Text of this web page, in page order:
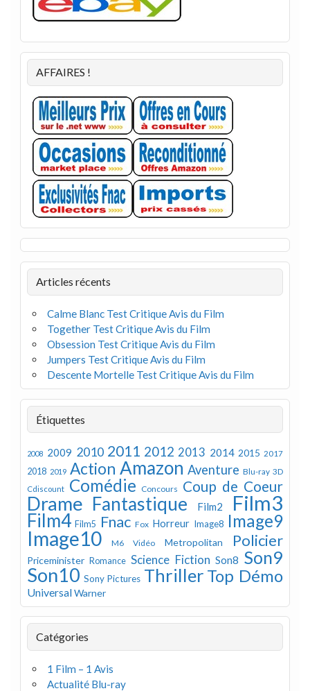
AFFAIRES !
Articles récents
Calme Blanc Test Critique Avis du Film
Together Test Critique Avis du Film
Obsession Test Critique Avis du Film
Jumpers Test Critique Avis du Film
Descente Mortelle Test Critique Avis du Film
Étiquettes
2008 2009 2010 2011 2012 2013 2014 2015 2017
2018 2019 Action Amazon Aventure Blu-ray 3D
Cdiscount Comédie Concours Coup de Coeur
Drame Fantastique Film2 Film3
Film4 Film5 Fnac Fox Horreur Image8 Image9
Image10 M6 Vidéo Metropolitan Policier
Priceminister Romance Science Fiction Son8 Son9
Son10 Sony Pictures Thriller Top Démo
UniversalWarner
Catégories
1 Film – 1 Avis
Actualité Blu-ray